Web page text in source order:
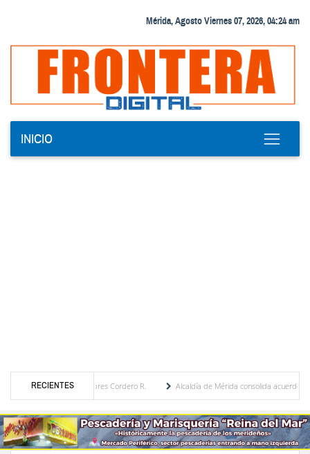
Mérida, Agosto Viernes 07, 2026, 04:24 am
INICIO
RECIENTES
Eugenia Febres Cordero R.
Alcaldía de Mérida consolida acuerdos con